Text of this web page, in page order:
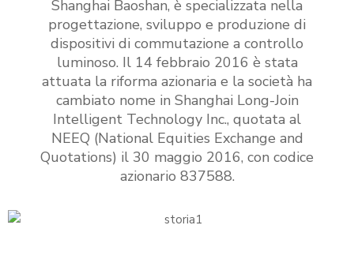
Shanghai Baoshan, è specializzata nella
progettazione, sviluppo e produzione di
dispositivi di commutazione a controllo
luminoso. Il 14 febbraio 2016 è stata
attuata la riforma azionaria e la società ha
cambiato nome in Shanghai Long-Join
Intelligent Technology Inc., quotata al
NEEQ (National Equities Exchange and
Quotations) il 30 maggio 2016, con codice
azionario 837588.